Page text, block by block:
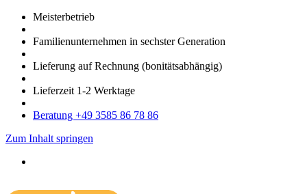
Meister­betrieb
Familien­unter­nehmen in sechster Gene­ration
Lieferung auf Rech­nung (bonitätsabhängig)
Liefer­zeit 1-2 Werk­tage
Bera­tung +49 3585 86 78 86
Zum Inhalt springen